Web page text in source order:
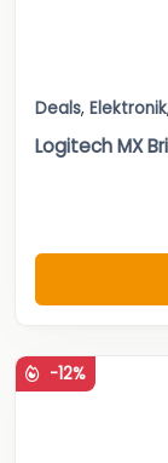
Deals, Elektronik,
Logitech MX
-12%